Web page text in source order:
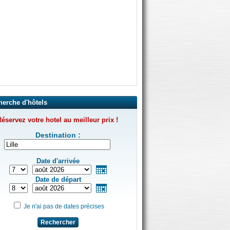
d'hôtels
votre hotel au meilleur prix !
Destination :
Date d'arrivée
Date de départ
Je n'ai pas de dates précises
Rechercher